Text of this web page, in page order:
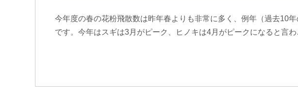
今年度の春の花粉飛散数は昨年春よりも非常に多く、例年（過去10
です。今年はスギは3月がピーク、ヒノキは4月がピークになると言